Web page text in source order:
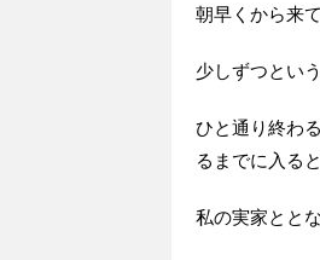
朝早くから来
少しずつとい
ひと通り終わ
るまでに入る
私の実家とと